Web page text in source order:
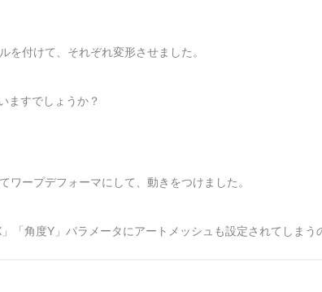
を付けて、それぞれ変形させました。
ますでしょうか？
ワープデフォーマにして、動きをつけました。
「角度Y」パラメータにアートメッシュも設定されてしまう